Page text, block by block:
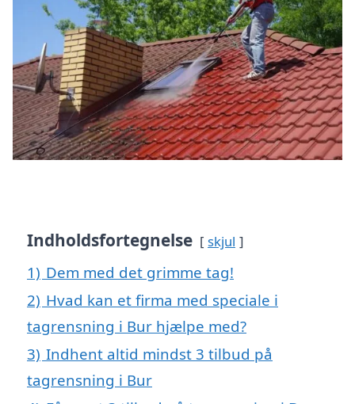
Indholdsfortegnelse skjul
1) Dem med det grimme tag!
2) Hvad kan et firma med speciale i
tagrensning i Bur hjælpe med?
3) Indhent altid mindst 3 tilbud på
tagrensning i Bur